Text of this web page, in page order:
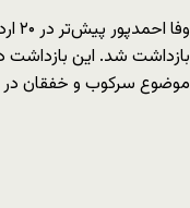
بازداشت شد. این بازداشت
موضوع سرکوب و خفقان در